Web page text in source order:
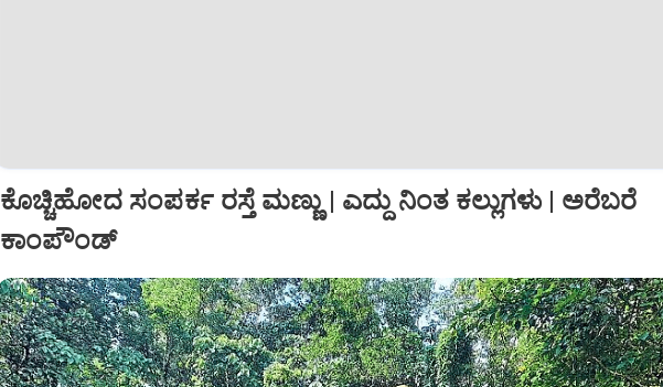
ಕೊಚ್ಚಿಹೋದ ಸಂಪರ್ಕ ರಸ್ತೆ ಮಣ್ಣು | ಎದ್ದು ನಿಂತ ಕಲ್ಲುಗಳು | ಅರೆಬರೆ
ಕಾಂಪೌಂಡ್‌